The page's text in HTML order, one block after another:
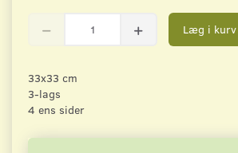
Læg i kurv
33x33 cm
3-lags
4 ens sider